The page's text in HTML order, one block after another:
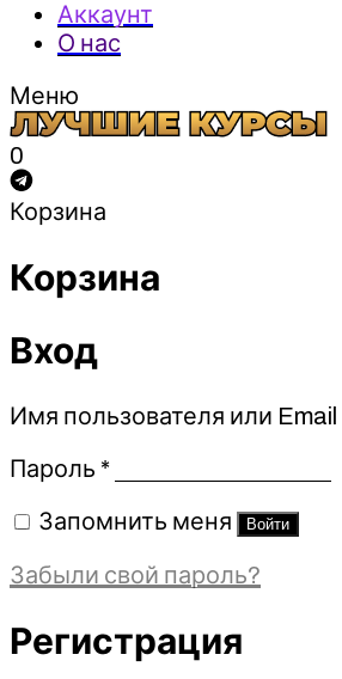
Аккаунт
О нас
Меню
0
Корзина
Корзина
Вход
Имя пользователя или Email
Пароль *Обязательно
Запомнить меня Войти
Забыли свой пароль?
Регистрация